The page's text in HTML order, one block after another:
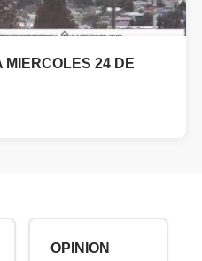
MIERCOLES 24 DE
OPINION